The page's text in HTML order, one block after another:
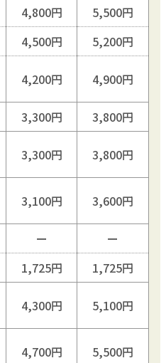
4,800円
5,500円
4,500円
5,200円
4,200円 4,900円
3,300円
3,800円
3,300円 3,800円
3,100円 3,600円
ー
ー
1,725円
1,725円
4,300円 5,100円
4,700円 5,500円